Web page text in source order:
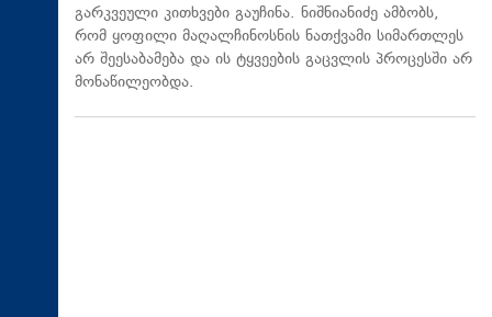
გარკვეული კითხვები გაუჩინა. ნიშნიანიძე ამბობს,
რომ ყოფილი მაღალჩინოსნის ნათქვამი სიმართლეს
არ შეესაბამება და ის ტყვეების გაცვლის პროცესში არ
მონაწილეობდა.